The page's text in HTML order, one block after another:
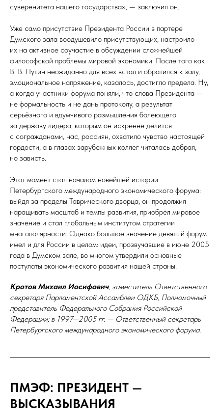
суверенитета нашего государства», — заключил он.
Уже само присутствие Президента России в партере
Думского зала воодушевило присутствующих, настроило
их на активное соучастие в обсуждении сложнейшей
философской проблемы мировой экономики. После того как
В. В. Путин неожиданно для всех встал и обратился к залу,
эмоциональное напряжение, казалось, достигло предела. Ну,
а когда участники форума поняли, что слова Президента —
не формальность и не дань протоколу, а результат
серьёзного и вдумчивого размышления болеющего
за державу лидера, которым он искренне делится
с согражданами, нас, россиян, охватило чувство настоящей
гордости, а в глазах зарубежных коллег читалась добрая,
но зависть.
Этот момент стал началом новейшей истории
Петербургского международного экономического форума:
выйдя за пределы Таврического дворца, он продолжил
наращивать масштаб и темпы развития, приобрёл мировое
значение и стал глобальным институтом стратегии
многополярности. Однако большое значение девятый форум
имел и для России в целом: идеи, прозвучавшие в июне 2005
года в Думском зале, во многом утвердили основные
постулаты экономического развития нашей страны.
Кротов Михаил Иосифович, заместитель Ответственного
секретаря Парламентской Ассамблеи ОДКБ, Полномочный
представитель Федерального Собрания Российской
Федерации; в 1997—2005 гг. — Ответственный секретарь
Петербургского международного экономического форума.
ПМЭФ: ПРЕЗИДЕНТ —
ВЫСКАЗЫВАНИЯ